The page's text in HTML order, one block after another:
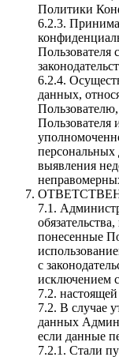
Политики
6.2.3.
Пользователя
6.2.4.
данных,
Пользователя
персональных
выявления
7.1.
понесенные
с
исключением
7.2.
7.2. В случае
данных
если данные
7.2.1. Стали